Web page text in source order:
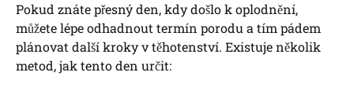
Pokud znáte přesný den, kdy došlo k oplodnění,
můžete lépe odhadnout termín porodu a tím pádem
plánovat další kroky v těhotenství. Existuje několik
metod, jak tento den určit: